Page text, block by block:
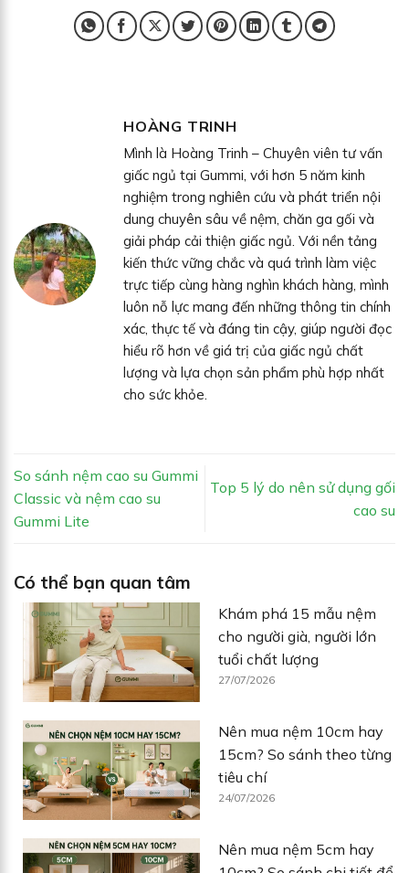
HOÀNG TRINH
Mình là Hoàng Trinh – Chuyên viên tư vấn
giấc ngủ tại Gummi, với hơn 5 năm kinh
nghiệm trong nghiên cứu và phát triển nội
dung chuyên sâu về nệm, chăn ga gối và
giải pháp cải thiện giấc ngủ. Với nền tảng
kiến thức vững chắc và quá trình làm việc
trực tiếp cùng hàng nghìn khách hàng, mình
luôn nỗ lực mang đến những thông tin chính
xác, thực tế và đáng tin cậy, giúp người đọc
hiểu rõ hơn về giá trị của giấc ngủ chất
lượng và lựa chọn sản phẩm phù hợp nhất
cho sức khỏe.
So sánh nệm cao su Gummi
Classic và nệm cao su
Gummi Lite
Top 5 lý do nên sử dụng gối
cao su
Có thể bạn quan tâm
Khám phá 15 mẫu nệm
cho người già, người lớn
tuổi chất lượng
27/07/2026
Nên mua nệm 10cm hay
15cm? So sánh theo từng
tiêu chí
24/07/2026
Nên mua nệm 5cm hay